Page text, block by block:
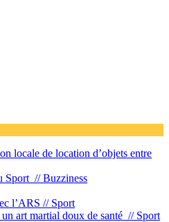
locale de location d’objets entre
Sport //Buzziness
l’ARS // Sport
art martial doux de santé // Sport